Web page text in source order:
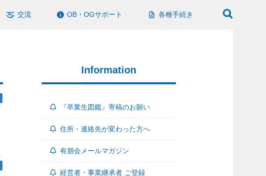
交流 OB・OGサポート 各種手続き
Information
『卒業生図鑑』寄稿のお願い
住所・連絡先が変わった方へ
有朋会メールマガジン
経営者・事業継承者 ご登録